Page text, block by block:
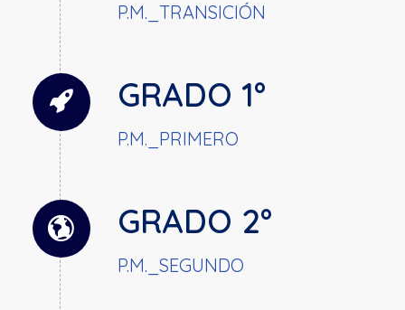
P.M._TRANSICIÓN
GRADO 1°
P.M._PRIMERO
GRADO 2°
P.M._SEGUNDO